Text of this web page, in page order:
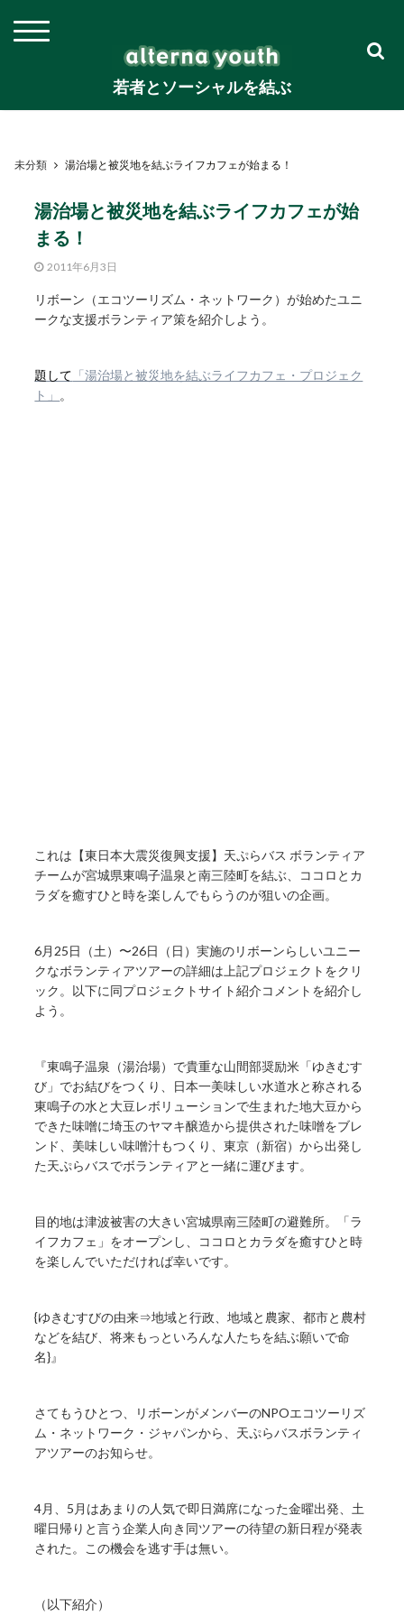
若者とソーシャルを結ぶ
未分類 湯治場と被災地を結ぶライフカフェが始まる！
湯治場と被災地を結ぶライフカフェが始
まる！
2011年6月3日
リボーン（エコツーリズム・ネットワーク）が始めたユニ
ークな支援ボランティア策を紹介しよう。
題して 「湯治場と被災地を結ぶライフカフェ・プロジェク
ト」 。
これは【東日本大震災復興支援】天ぷらバス ボランティア
チームが宮城県東鳴子温泉と南三陸町を結ぶ、ココロとカ
ラダを癒すひと時を楽しんでもらうのが狙いの企画。
6月25日（土）〜26日（日）実施のリボーンらしいユニー
クなボランティアツアーの詳細は上記プロジェクトをクリ
ック。以下に同プロジェクトサイト紹介コメントを紹介し
よう。
『東鳴子温泉（湯治場）で貴重な山間部奨励米「ゆきむす
び」でお結びをつくり、日本一美味しい水道水と称される
東鳴子の水と大豆レボリューションで生まれた地大豆から
できた味噌に埼玉のヤマキ醸造から提供された味噌をブレ
ンド、美味しい味噌汁もつくり、東京（新宿）から出発し
た天ぷらバスでボランティアと一緒に運びます。
目的地は津波被害の大きい宮城県南三陸町の避難所。「ラ
イフカフェ」をオープンし、ココロとカラダを癒すひと時
を楽しんでいただければ幸いです。
{ゆきむすびの由来⇒地域と行政、地域と農家、都市と農村
などを結び、将来もっといろんな人たちを結ぶ願いで命
名}』
さてもうひとつ、リボーンがメンバーのNPOエコツーリズ
ム・ネットワーク・ジャパンから、天ぷらバスボランティ
アツアーのお知らせ。
4月、5月はあまりの人気で即日満席になった金曜出発、土
曜日帰りと言う企業人向き同ツアーの待望の新日程が発表
された。この機会を逃す手は無い。
（以下紹介）